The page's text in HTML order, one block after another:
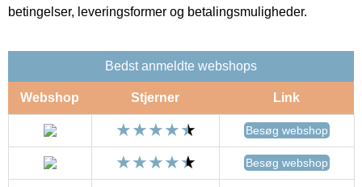
betingelser, leveringsformer og betalingsmuligheder.
Bedst anmeldte webshops
Webshop Stjerner Link
Besøg webshop
Besøg webshop